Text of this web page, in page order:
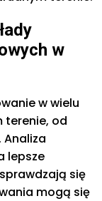
w
w wielu
terenie, od
lepsze
się
mogą się